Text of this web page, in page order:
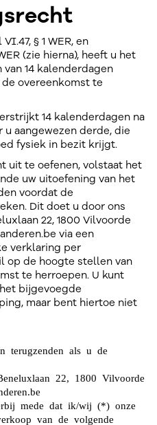
§ 1 WER, en
(zie hierna), heeft u het
14 kalenderdagen
overeenkomst te
14 kalenderdagen na
aangewezen derde, die
fysiek in bezit krijgt.
uit te oefenen, volstaat het
uw uitoefening van het
voordat de
Dit doet u door ons
22, 1800 Vilvoorde
via een
verklaring per
op de hoogte stellen van
te herroepen. U kunt
bijgevoegde
maar bent hiertoe niet
terugzenden als u de
22, 1800 Vilvoorde
mede dat ik/wij (*) onze
van de volgende